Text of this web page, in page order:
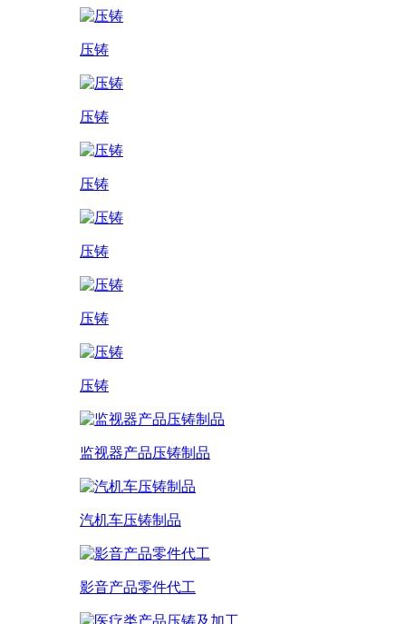
压铸
压铸
压铸
压铸
压铸
压铸
监视器产品压铸制品
汽机车压铸制品
影音产品零件代工